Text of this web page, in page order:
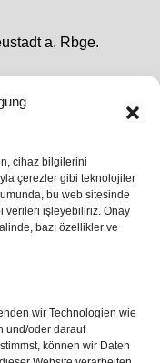
cihaz bilgilerini
çerezler gibi teknolojiler
bu web sitesinde
verileri işleyebiliriz. Onay
bazı özellikler ve
wir Technologien wie
und/oder darauf
können wir Daten
a. Rbge.
Freiburg ve Aston
Hazırlanıyor